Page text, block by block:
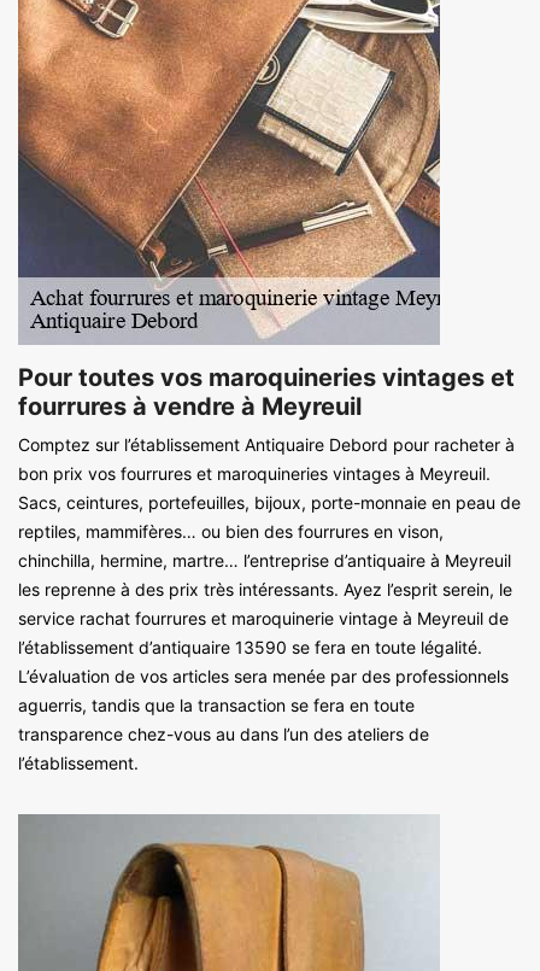
Pour toutes vos maroquineries vintages et
fourrures à vendre à Meyreuil
Comptez sur l’établissement Antiquaire Debord pour racheter à
bon prix vos fourrures et maroquineries vintages à Meyreuil.
Sacs, ceintures, portefeuilles, bijoux, porte-monnaie en peau de
reptiles, mammifères… ou bien des fourrures en vison,
chinchilla, hermine, martre… l’entreprise d’antiquaire à Meyreuil
les reprenne à des prix très intéressants. Ayez l’esprit serein, le
service rachat fourrures et maroquinerie vintage à Meyreuil de
l’établissement d’antiquaire 13590 se fera en toute légalité.
L’évaluation de vos articles sera menée par des professionnels
aguerris, tandis que la transaction se fera en toute
transparence chez-vous au dans l’un des ateliers de
l’établissement.